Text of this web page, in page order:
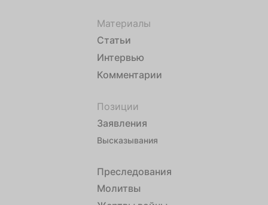
Материалы
Статьи
Интервью
Комментарии
Позиции
Заявления
Высказывания
Преследования
Молитвы